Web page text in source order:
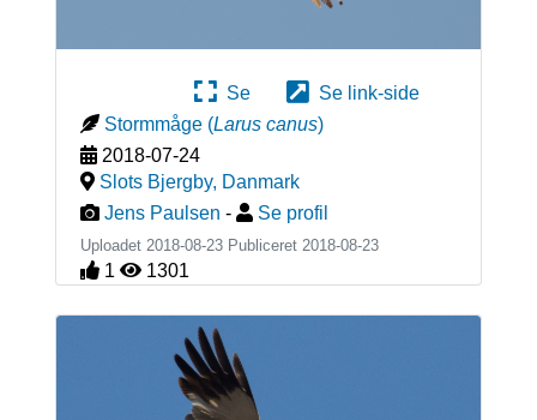
Se
Se link-side
Stormmåge (Larus canus)
2018-07-24
Slots Bjergby, Danmark
Jens Paulsen - Se profil
Uploadet 2018-08-23 Publiceret 2018-08-23
1 1301